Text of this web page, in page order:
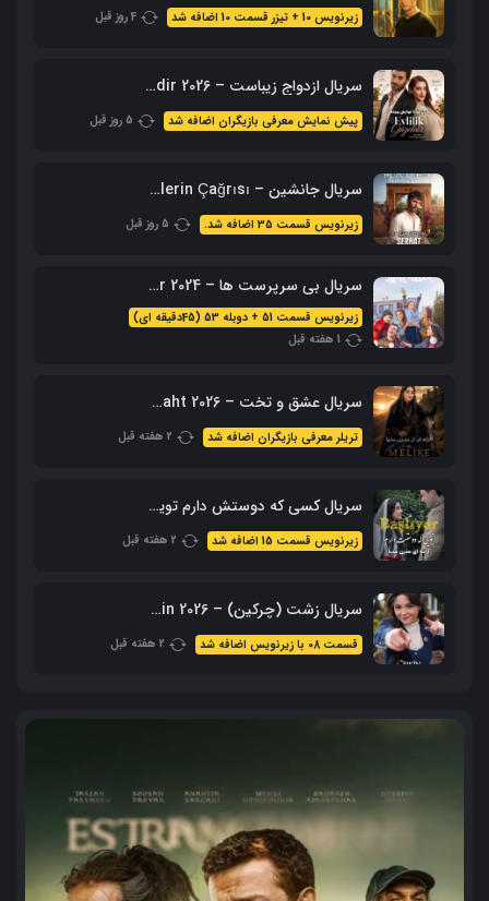
زیرنویس 10 + تیزر قسمت 10 اضافه شد 4 روز قبل
سریال ازدواج زیباست – Evlilik Guzeldir 2026 (نسخه کامل + زیرنویس)
پیش نمایش معرفی بازیگران اضافه شد 5 روز قبل
سریال جانشین – Halef: Köklerin Çağrısı با زیرنویس فارسی
زیرنویس قسمت 35 اضافه شد. 5 روز قبل
سریال بی سرپرست ها – Sahipsizler 2024 با زیرنویس + دوبله فارسی
زیرنویس قسمت 51 + دوبله 53 (45دقیقه ای)
1 هفته قبل
سریال عشق و تخت – Ask Ve Taht 2026 – محصول aTV
تریلر معرفی بازیگران اضافه شد 2 هفته قبل
سریال کسی که دوستش دارم تویی – Sevdiğim Sensin با زیرنویس فارسی
زیرنویس قسمت 15 اضافه شد 2 هفته قبل
سریال زشت (چرکین) – Cirkin 2026 با زیرنویس فارسی
قسمت 08 با زیرنویس اضافه شد 2 هفته قبل